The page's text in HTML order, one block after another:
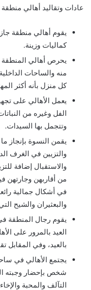
عادات وتقاليد أهالي
يقوم أهالي منطقة
كماليات وزينة.
يحرص أهالي المنطقة
منه والساحات
كل منزل بأنه أكثر
يعمل الأهالي على
الفل وغيره من
وتتجمل بها السيدات.
يقمن النسوة بإنجاز
والتزيين في الغرف
والاستقبال إضافة
من أقاربهن وجارتهن
في أشكال جمالية
والبعثيران والشيح
يقوم رجال المنطقة
العيد بالمرور على
بالعيد، وفي المقابل
يجتمع الأهالي في
شخص بإحضار وجبته
التآلف والمحبة